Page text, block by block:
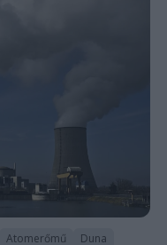
Atomerőmű Duna